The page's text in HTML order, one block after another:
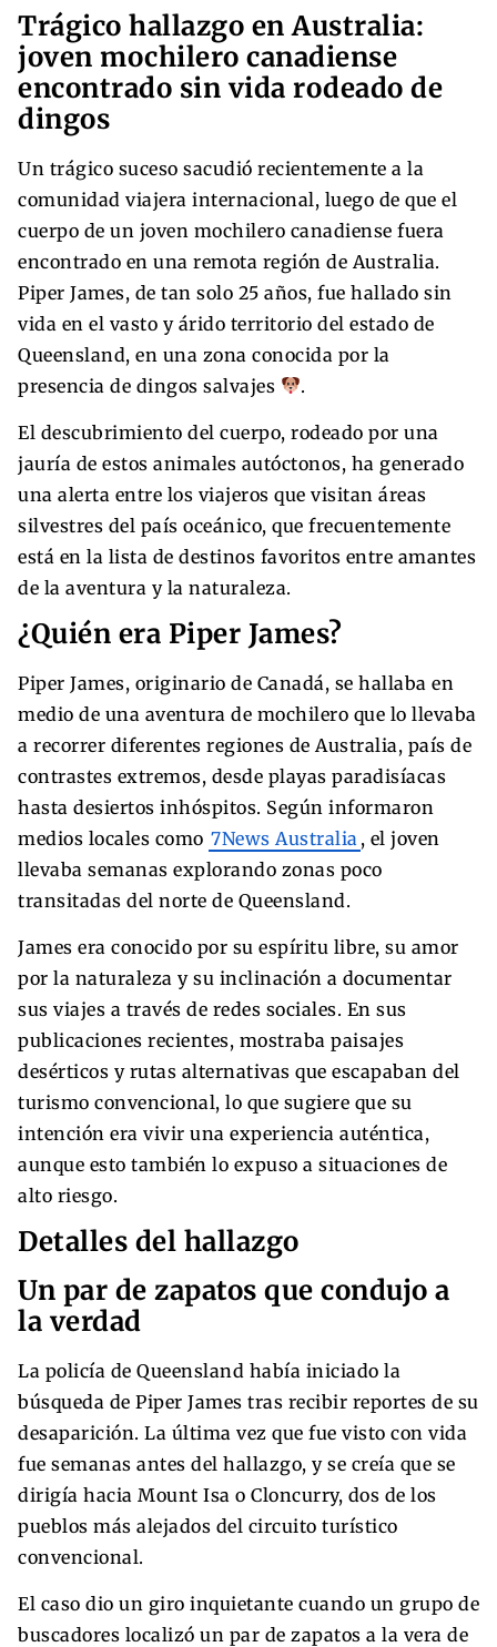
Trágico hallazgo en Australia:
joven mochilero canadiense
encontrado sin vida rodeado de
dingos
Un trágico suceso sacudió recientemente a la
comunidad viajera internacional, luego de que el
cuerpo de un joven mochilero canadiense fuera
encontrado en una remota región de Australia.
Piper James, de tan solo 25 años, fue hallado sin
vida en el vasto y árido territorio del estado de
Queensland, en una zona conocida por la
presencia de dingos salvajes
.
El descubrimiento del cuerpo, rodeado por una
jauría de estos animales autóctonos, ha generado
una alerta entre los viajeros que visitan áreas
silvestres del país oceánico, que frecuentemente
está en la lista de destinos favoritos entre amantes
de la aventura y la naturaleza.
¿Quién era Piper James?
Piper James, originario de Canadá, se hallaba en
medio de una aventura de mochilero que lo llevaba
a recorrer diferentes regiones de Australia, país de
contrastes extremos, desde playas paradisíacas
hasta desiertos inhóspitos. Según informaron
medios locales como 7News Australia , el joven
llevaba semanas explorando zonas poco
transitadas del norte de Queensland.
James era conocido por su espíritu libre, su amor
por la naturaleza y su inclinación a documentar
sus viajes a través de redes sociales. En sus
publicaciones recientes, mostraba paisajes
desérticos y rutas alternativas que escapaban del
turismo convencional, lo que sugiere que su
intención era vivir una experiencia auténtica,
aunque esto también lo expuso a situaciones de
alto riesgo.
Detalles del hallazgo
Un par de zapatos que condujo a
la verdad
La policía de Queensland había iniciado la
búsqueda de Piper James tras recibir reportes de su
desaparición. La última vez que fue visto con vida
fue semanas antes del hallazgo, y se creía que se
dirigía hacia Mount Isa o Cloncurry, dos de los
pueblos más alejados del circuito turístico
convencional.
El caso dio un giro inquietante cuando un grupo de
buscadores localizó un par de zapatos a la vera de